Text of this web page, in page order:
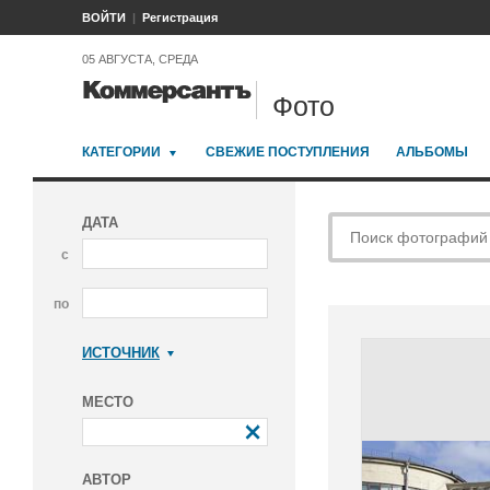
ВОЙТИ Регистрация
05 АВГУСТА, СРЕДА
Фото
КАТЕГОРИИ СВЕЖИЕ ПОСТУПЛЕНИЯ АЛЬБОМЫ
ДАТА
с
по
ИСТОЧНИК
МЕСТО
АВТОР